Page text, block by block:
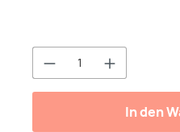
Produkt Anzahl:
In den